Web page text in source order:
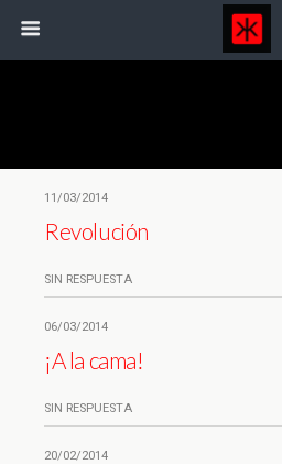
11/03/2014
Revolución
SIN RESPUESTA
06/03/2014
¡A la cama!
SIN RESPUESTA
20/02/2014